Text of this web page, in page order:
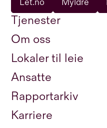
Tjenester
Om oss
Lokaler til leie
Ansatte
Rapportarkiv
Karriere
Let.no Myldre